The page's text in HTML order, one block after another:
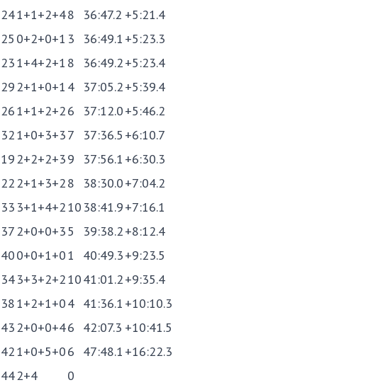
241+1+2+48 36:47.2 +5:21.4
25 0+2+0+1 3 36:49.1 +5:23.3
231+4+2+1 8 36:49.2+5:23.4
292+1+0+1 4 37:05.2+5:39.4
261+1+2+26 37:12.0+5:46.2
321+0+3+37 37:36.5 +6:10.7
192+2+2+39 37:56.1 +6:30.3
222+1+3+28 38:30.0+7:04.2
33 3+1+4+210 38:41.9+7:16.1
372+0+0+35 39:38.2+8:12.4
400+0+1+01 40:49.3+9:23.5
343+3+2+21041:01.2+9:35.4
381+2+1+04 41:36.1 +10:10.3
432+0+0+46 42:07.3 +10:41.5
421+0+5+06 47:48.1 +16:22.3
442+4
0